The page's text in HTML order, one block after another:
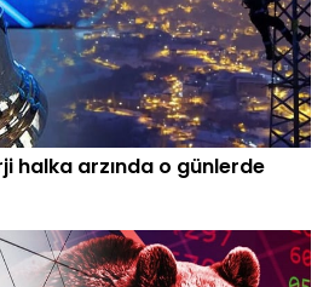
halka arzında o günlerde